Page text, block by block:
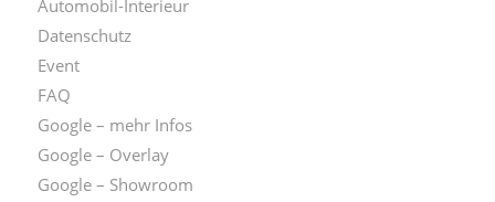
Automobil-Interieur
Datenschutz
Event
FAQ
Google – mehr Infos
Google – Overlay
Google – Showroom